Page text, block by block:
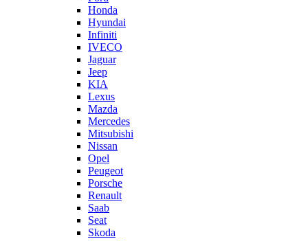
Honda
Hyundai
Infiniti
IVECO
Jaguar
Jeep
KIA
Lexus
Mazda
Mercedes
Mitsubishi
Nissan
Opel
Peugeot
Porsche
Renault
Saab
Seat
Skoda